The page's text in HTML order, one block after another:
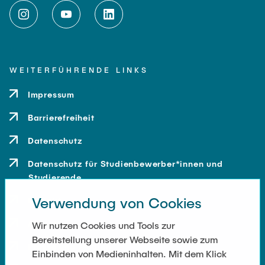
WEITERFÜHRENDE LINKS
Impressum
Barrierefreiheit
Datenschutz
Datenschutz für Studienbewerber*innen und
Studierende
Kontakt
Anfahrt
Presse und Medien
Verwendung von Cookies
Wir nutzen Cookies und Tools zur
Bereitstellung unserer Webseite sowie zum
Einbinden von Medieninhalten. Mit dem Klick